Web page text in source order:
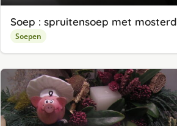
Soep : spruitensoep met mosterd
Soepen